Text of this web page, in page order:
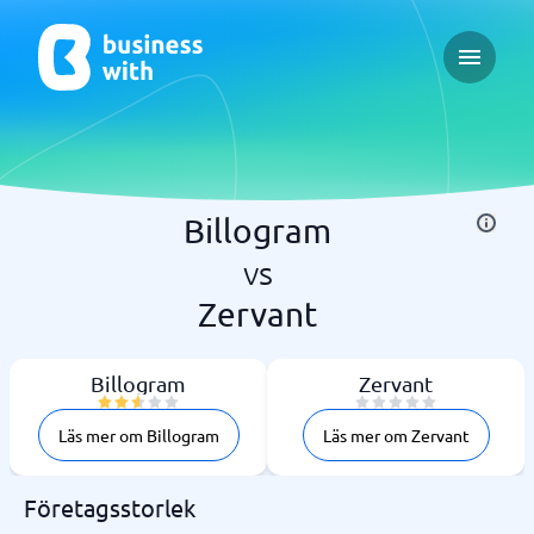
Open
Billogram
vs
Zervant
Billogram
Läs mer om Billogram
Zervant
Läs mer om Zervant
Företagsstorlek